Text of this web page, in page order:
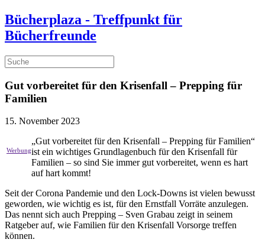
Bücherplaza - Treffpunkt für
Bücherfreunde
Gut vorbereitet für den Krisenfall – Prepping für
Familien
15. November 2023
„Gut vorbereitet für den Krisenfall – Prepping für Familien“
ist ein wichtiges Grundlagenbuch für den Krisenfall für
Familien – so sind Sie immer gut vorbereitet, wenn es hart
auf hart kommt!
Seit der Corona Pandemie und den Lock-Downs ist vielen bewusst
geworden, wie wichtig es ist, für den Ernstfall Vorräte anzulegen.
Das nennt sich auch Prepping – Sven Grabau zeigt in seinem
Ratgeber auf, wie Familien für den Krisenfall Vorsorge treffen
können.